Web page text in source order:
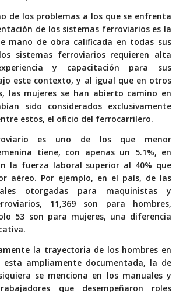
de los problemas a los que se enfrenta
de los sistemas ferroviarios es la
mano de obra calificada en todas sus
sistemas ferroviarios requieren alta
y capacitación para sus
este contexto, y al igual que en otros
las mujeres se han abierto camino en
sido considerados exclusivamente
estos, el oficio del ferrocarrilero.
es uno de los que menor
tiene, con apenas un 5.1%, en
la fuerza laboral superior al 40% que
aéreo. Por ejemplo, en el país, de las
otorgadas para maquinistas y
11,369 son para hombres,
53 son para mujeres, una diferencia
la trayectoria de los hombres en
esta ampliamente documentada, la de
se menciona en los manuales y
que desempeñaron roles